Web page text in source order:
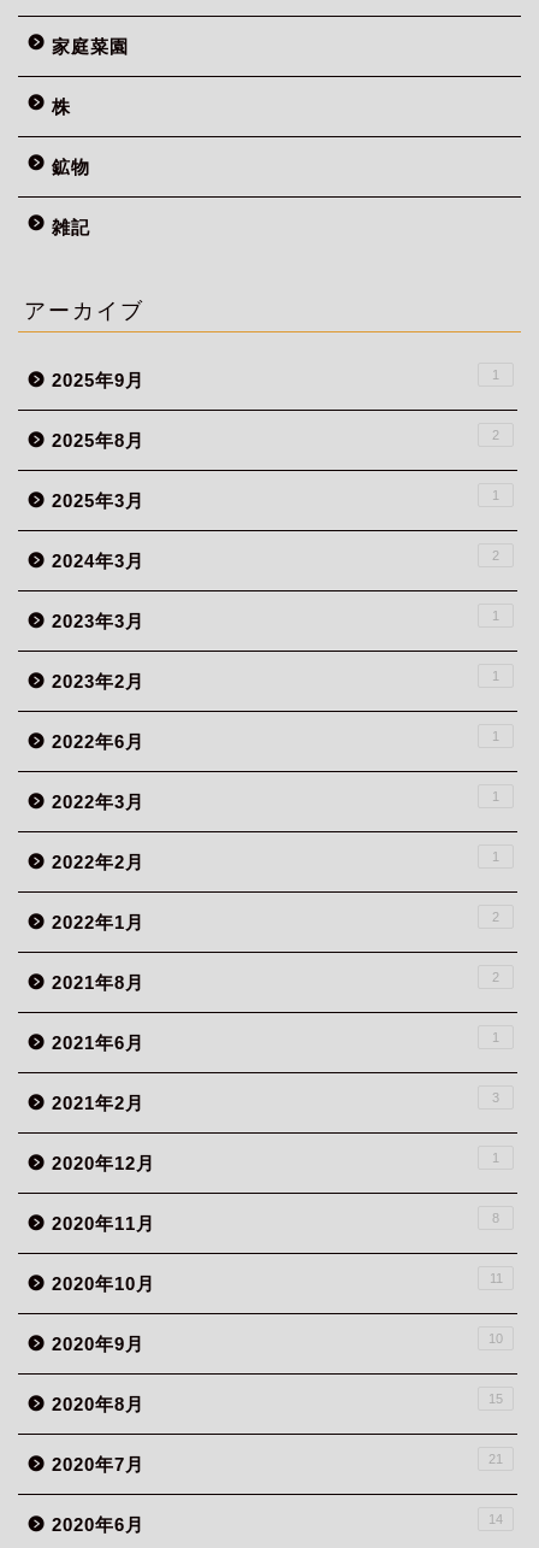
家庭菜園
株
鉱物
雑記
アーカイブ
2025年9月 1
2025年8月 2
2025年3月 1
2024年3月 2
2023年3月 1
2023年2月 1
2022年6月 1
2022年3月 1
2022年2月 1
2022年1月 2
2021年8月 2
2021年6月 1
2021年2月 3
2020年12月 1
2020年11月 8
2020年10月 11
2020年9月 10
2020年8月 15
2020年7月 21
2020年6月 14